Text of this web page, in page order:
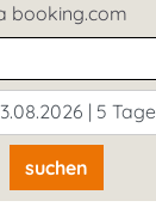
booking.com
| 5 Tage
suchen